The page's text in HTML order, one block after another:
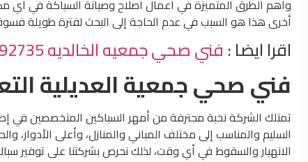
واهم الطرق المتميزة في اعمال اصلاح وصيانة السباكة في أي
أخرى هذا هو السبب في عدم الحاجة إلى البحث لفترة طويلة
اقرا ايضا : فني صحي جمعيه الخالديه 97692735
فني صحي جمعية العديلية
تمتلك الشركة نخبة محترفة من أمهر السباكين المتخصصين في
السليم والمناسب إلى مختلف المباني والمنازل، وأعلى
الانهيار والسقوط في أي وقت، لذلك نحرص بشركتنا على توفير